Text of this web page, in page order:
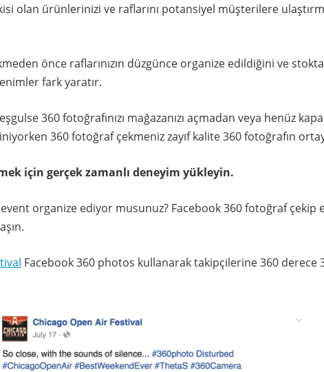
olan ürünlerinizi ve raflarını potansiyel müşterilere
önce raflarınızın düzgünce organize edildiğini ve
fark yaratır.
360 fotoğrafınızı mağazanızı açmadan veya henüz
360 fotoğraf çekmeniz zayıf kalite 360 fotoğrafın
için gerçek zamanlı deneyim yükleyin.
organize ediyor musunuz? Facebook 360 fotoğraf çekip
Facebook 360 photos kullanarak takipçilerine 360 derece